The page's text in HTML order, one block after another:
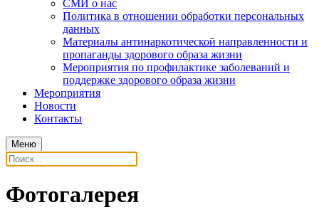
СМИ о нас
Политика в отношении обработки персональных
данных
Материалы антинаркотической направленности и
пропаганды здорового образа жизни
Мероприятия по профилактике заболеваний и
поддержке здорового образа жизни
Мероприятия
Новости
Контакты
Меню
Фотогалерея